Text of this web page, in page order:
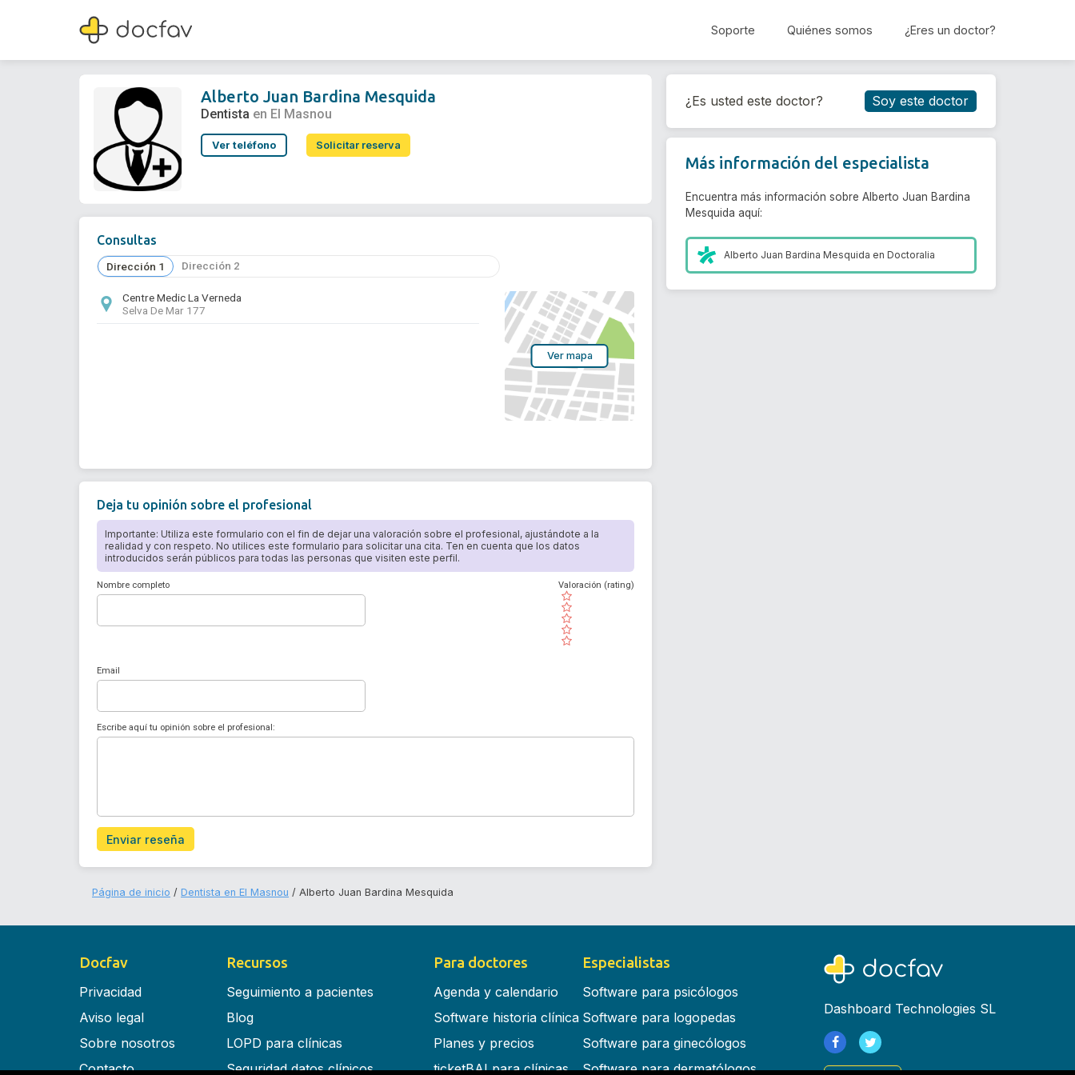
Soporte Quiénes somos ¿Eres un doctor?
Alberto Juan Bardina Mesquida
Dentista
Reservar cita
Alberto Juan Bardina Mesquida
Dentista en El Masnou
Ver teléfono Solicitar reserva
Consultas
Dirección 1 Dirección 2
Centre Medic La Verneda
Selva De Mar 177
Ver mapa
Deja tu opinión sobre el profesional
Importante: Utiliza este formulario con el fin de dejar una valoración sobre el profesional, ajustándote a la
realidad y con respeto. No utilices este formulario para solicitar una cita. Ten en cuenta que los datos
introducidos serán públicos para todas las personas que visiten este perfil.
Nombre completo
( )
( )
( )
( )
( )
Valoración (rating)
Email
Escribe aquí tu opinión sobre el profesional:
Enviar reseña
¿Es usted este doctor? Soy este doctor
Más información del especialista
Encuentra más información sobre Alberto Juan Bardina
Mesquida aquí:
Alberto Juan Bardina Mesquida enDoctoralia
Página de inicio Dentista en El Masnou Alberto Juan Bardina Mesquida
Docfav
Privacidad
Aviso legal
Sobre nosotros
Contacto
Recursos
Seguimiento a pacientes
Blog
LOPD para clínicas
Seguridad datos clínicos
Para doctores
Agenda y calendario
Software historia clínica
Planes y precios
ticketBAI para clínicas
Especialistas
Software para psicólogos
Software para logopedas
Software para ginecólogos
Software para dermatólogos
Dashboard Technologies SL